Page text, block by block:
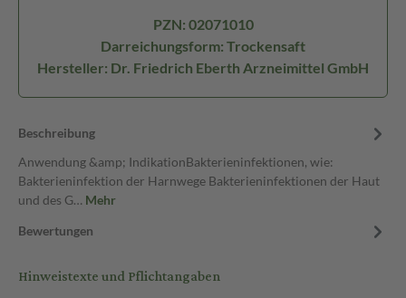
PZN: 02071010
Darreichungsform: Trockensaft
Hersteller: Dr. Friedrich Eberth Arzneimittel GmbH
Beschreibung
Anwendung &amp; IndikationBakterieninfektionen, wie:
Bakterieninfektion der Harnwege Bakterieninfektionen der Haut
und des G… Mehr
Bewertungen
Hinweistexte und Pflichtangaben